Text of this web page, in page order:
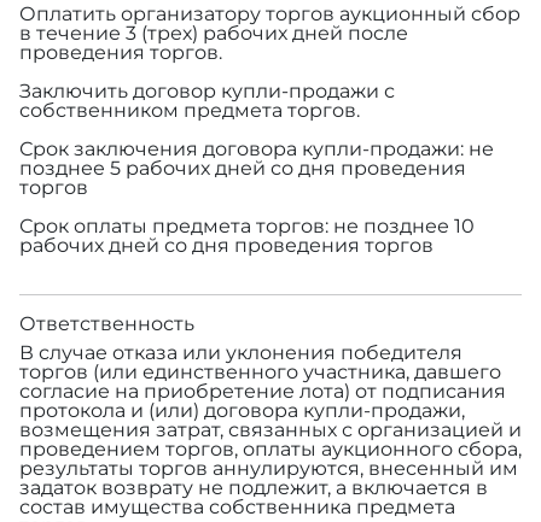
Оплатить организатору торгов аукционный сбор
в течение 3 (трех) рабочих дней после
проведения торгов.
Заключить договор купли-продажи с
собственником предмета торгов.
Срок заключения договора купли-продажи: не
позднее 5 рабочих дней со дня проведения
торгов
Срок оплаты предмета торгов: не позднее 10
рабочих дней со дня проведения торгов
Ответственность
В случае отказа или уклонения победителя
торгов (или единственного участника, давшего
согласие на приобретение лота) от подписания
протокола и (или) договора купли-продажи,
возмещения затрат, связанных с организацией и
проведением торгов, оплаты аукционного сбора,
результаты торгов аннулируются, внесенный им
задаток возврату не подлежит, а включается в
состав имущества собственника предмета